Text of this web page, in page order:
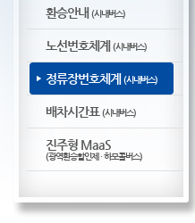
환승안내 (시내버스)
노선번호체계 (시내버스)
정류장번호체계 (시내버스)
배차시간표 (시내버스)
진주형 MaaS
(광역환승할인제 · 하모콜버스)